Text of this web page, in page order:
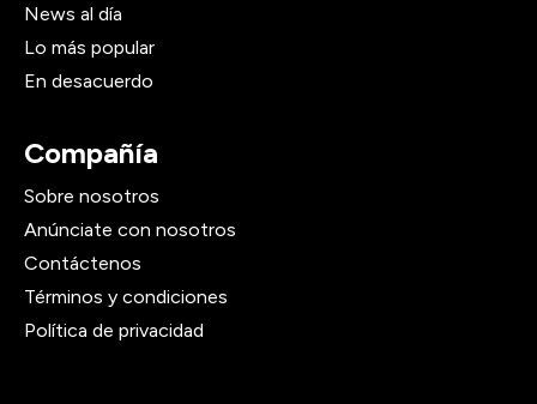
News al día
Lo más popular
En desacuerdo
Compañía
Sobre nosotros
Anúnciate con nosotros
Contáctenos
Términos y condiciones
Política de privacidad